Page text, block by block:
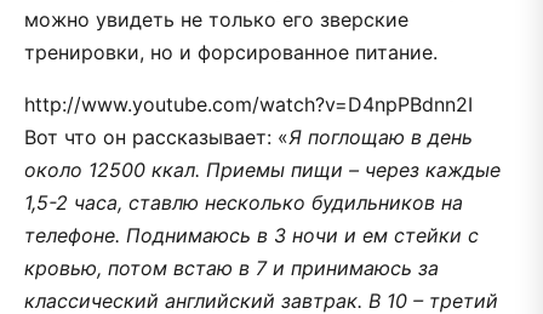
можно увидеть не только его зверские
тренировки, но и форсированное питание.
http://www.youtube.com/watch?v=D4npPBdnn2I
Вот что он рассказывает: «Я поглощаю в день
около 12500 ккал. Приемы пищи – через каждые
1,5-2 часа, ставлю несколько будильников на
телефоне. Поднимаюсь в 3 ночи и ем стейки с
кровью, потом встаю в 7 и принимаюсь за
классический английский завтрак. В 10 – третий